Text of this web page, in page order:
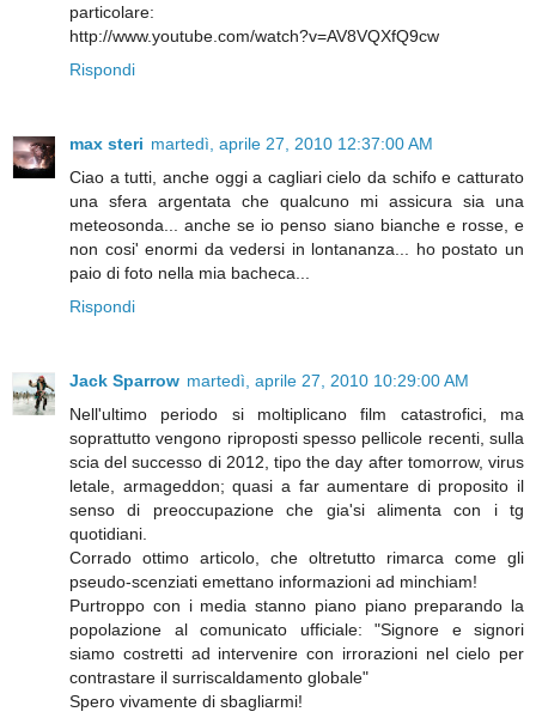
particolare:
http://www.youtube.com/watch?v=AV8VQXfQ9cw
Rispondi
max steri martedì, aprile 27, 2010 12:37:00 AM
Ciao a tutti, anche oggi a cagliari cielo da schifo e catturato
una sfera argentata che qualcuno mi assicura sia una
meteosonda... anche se io penso siano bianche e rosse, e
non cosi' enormi da vedersi in lontananza... ho postato un
paio di foto nella mia bacheca...
Rispondi
Jack Sparrow martedì, aprile 27, 2010 10:29:00 AM
Nell'ultimo periodo si moltiplicano film catastrofici, ma
soprattutto vengono riproposti spesso pellicole recenti, sulla
scia del successo di 2012, tipo the day after tomorrow, virus
letale, armageddon; quasi a far aumentare di proposito il
senso di preoccupazione che gia'si alimenta con i tg
quotidiani.
Corrado ottimo articolo, che oltretutto rimarca come gli
pseudo-scenziati emettano informazioni ad minchiam!
Purtroppo con i media stanno piano piano preparando la
popolazione al comunicato ufficiale: "Signore e signori
siamo costretti ad intervenire con irrorazioni nel cielo per
contrastare il surriscaldamento globale"
Spero vivamente di sbagliarmi!